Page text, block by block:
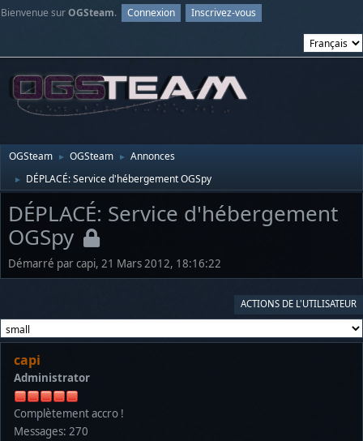
Bienvenue surOGSteam. Connexion Inscrivez-vous
OGSteam ► OGSteam ► Annonces
► DÉPLACÉ: Service d'hébergement OGSpy
DÉPLACÉ: Service d'hébergement
OGSpy
Démarré par capi, 21 Mars 2012, 18:16:22
ACTIONS DE L'UTILISATEUR
capi
Administrator
Complètement accro !
Messages: 270